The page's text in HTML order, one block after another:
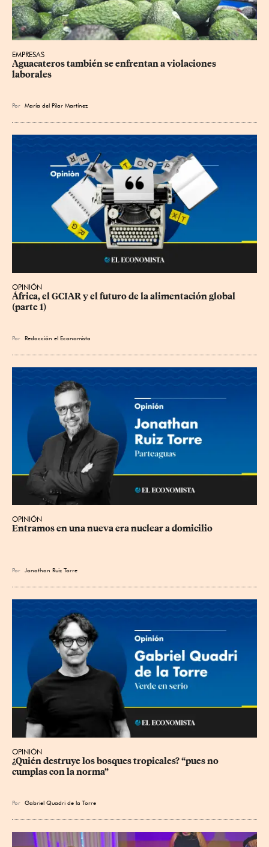
EMPRESAS
Aguacateros también se enfrentan a violaciones
laborales
Por María del Pilar Martínez
OPINIÓN
África, el GCIAR y el futuro de la alimentación global
(parte 1)
Por Redacción el Economista
OPINIÓN
Entramos en una nueva era nuclear a domicilio
Por Jonathan Ruiz Torre
OPINIÓN
¿Quién destruye los bosques tropicales? “pues no
cumplas con la norma”
Por Gabriel Quadri de la Torre